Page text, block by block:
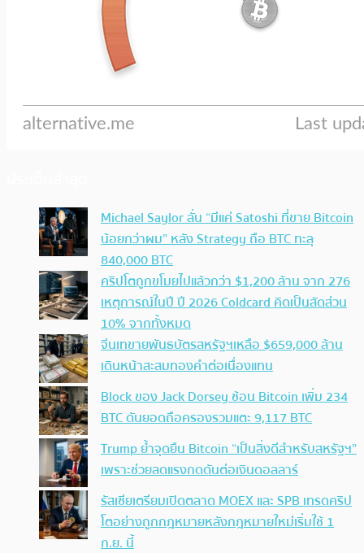
Michael Saylor ลั่น “มีแค่ Satoshi ที่ขาย Bitcoin
น้อยกว่าผม” หลัง Strategy ถือ BTC ทะลุ
840,000 BTC
คริปโตถูกขโมยไปแล้วกว่า $1,200 ล้าน จาก 276
เหตุการณ์ในปี ปี 2026 Coldcard คิดเป็นสัดส่วน
10% จากทั้งหมด
จีนเทขายพันธบัตรสหรัฐฯเหลือ $659,000 ล้าน
เดินหน้าสะสมทองคำต่อเนื่องแทน
Block ของ Jack Dorsey ช้อน Bitcoin เพิ่ม 234
BTC ดันยอดถือครองรวมแตะ 9,117 BTC
Trump ย้ำจุดยืน Bitcoin “เป็นสิ่งดีสำหรับสหรัฐฯ”
เพราะช่วยลดแรงกดดันต่อเงินดอลลาร์
รัสเซียเตรียมเปิดตลาด MOEX และ SPB เทรดคริป
โตอย่างถูกกฎหมายหลังกฎหมายใหม่เริ่มใช้ 1
ก.ย. นี้